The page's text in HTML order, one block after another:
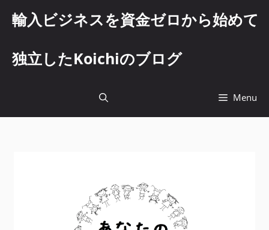
輸入ビジネスを資金ゼロから始めて
独立したKoichiのブログ
Menu